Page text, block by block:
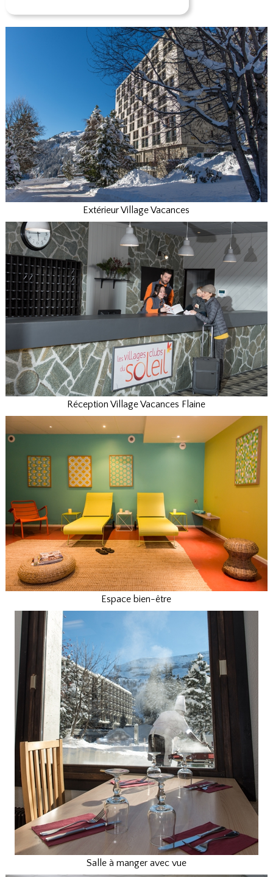
Extérieur Village Vacances
Réception Village Vacances Flaine
Espace bien-être
Salle à manger avec vue